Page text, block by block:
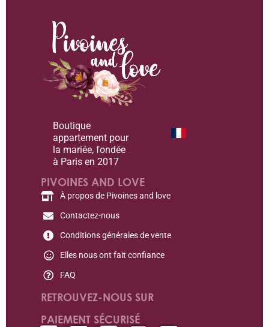
Boutique
appartement pour
la mariée, fondée
à Paris en 2017
PIVOINES AND LOVE
À propos de Pivoines and love
Contactez-nous
Conditions générales de vente
Elles nous ont fait confiance
FAQ
RETROUVEZ-NOUS SUR
PAIEMENT SÉCURISÉ